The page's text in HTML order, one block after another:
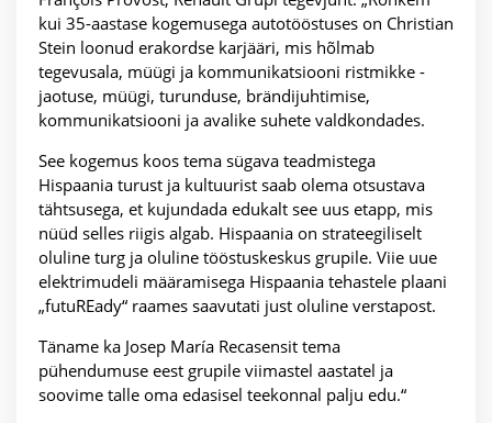
kui 35-aastase kogemusega autotööstuses on Christian
Stein loonud erakordse karjääri, mis hõlmab
tegevusala, müügi ja kommunikatsiooni ristmikke -
jaotuse, müügi, turunduse, brändijuhtimise,
kommunikatsiooni ja avalike suhete valdkondades.
See kogemus koos tema sügava teadmistega
Hispaania turust ja kultuurist saab olema otsustava
tähtsusega, et kujundada edukalt see uus etapp, mis
nüüd selles riigis algab. Hispaania on strateegiliselt
oluline turg ja oluline tööstuskeskus grupile. Viie uue
elektrimudeli määramisega Hispaania tehastele plaani
„futuREady“ raames saavutati just oluline verstapost.
Täname ka Josep María Recasensit tema
pühendumuse eest grupile viimastel aastatel ja
soovime talle oma edasisel teekonnal palju edu.“